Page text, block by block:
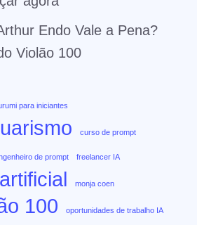
Endo Vale a Pena?
Violão 100
para iniciantes
curso de prompt
de prompt freelancer IA
monja coen
100 oportunidades de trabalho IA